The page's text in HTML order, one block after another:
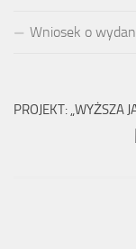
Wniosek o
PROJEKT: „WYŻSZA